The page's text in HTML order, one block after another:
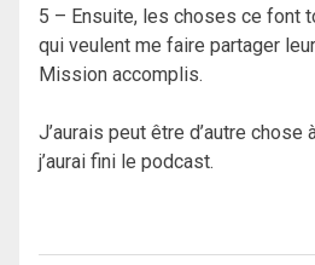
5 – Ensuite, les choses ce font
qui veulent me faire partager
Mission accomplis.
J’aurais peut être d’autre chose
j’aurai fini le podcast.